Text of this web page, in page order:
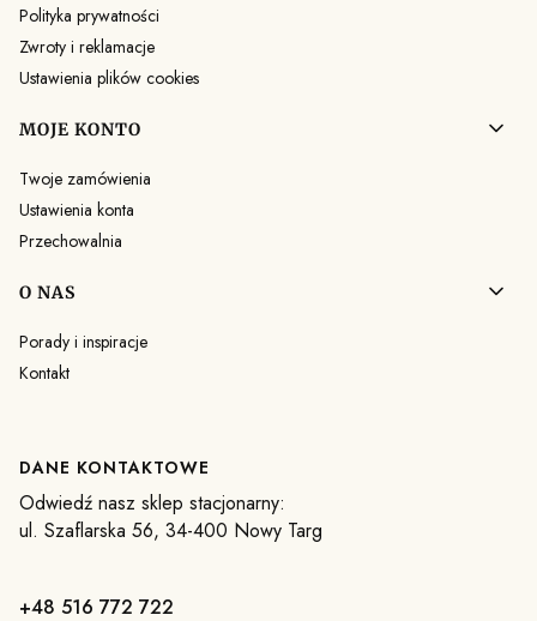
Polityka prywatności
Zwroty i reklamacje
Ustawienia plików cookies
MOJE KONTO
Twoje zamówienia
Ustawienia konta
Przechowalnia
O NAS
Porady i inspiracje
Kontakt
DANE KONTAKTOWE
Odwiedź nasz sklep stacjonarny:
ul. Szaflarska 56, 34-400 Nowy Targ
+48 516 772 722